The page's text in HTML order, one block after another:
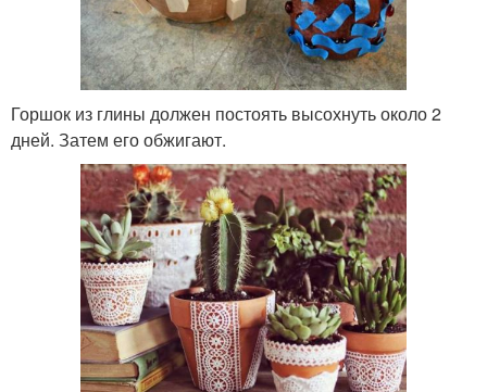
Горшок из глины должен постоять высохнуть около 2
дней. Затем его обжигают.